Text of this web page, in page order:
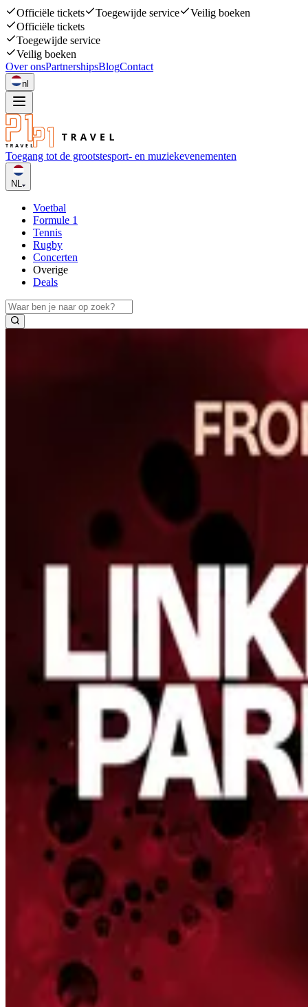
Officiële tickets Toegewijde service
Veilig boeken
Officiële tickets
Toegewijde service
Veilig boeken
Over onsPartnershipsBlogContact
nl
Toegang tot de grootstesport- en muziekevenementen
NL
Voetbal
Formule 1
Tennis
Rugby
Concerten
Overige
Deals